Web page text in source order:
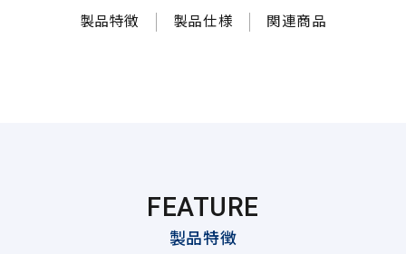
製品特徴 製品仕様 関連商品
FEATURE
製品特徴